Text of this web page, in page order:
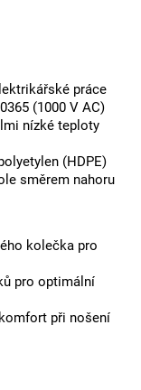
práce
(1000 V AC)
nízké teploty
(HDPE)
směrem nahoru
kolečka pro
pro optimální
při nošení